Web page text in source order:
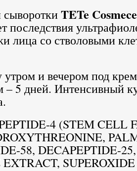
TETe
последствия
лица со стволовыми
и вечером под
5 дней. Интенсивный
4 (STEM CELL
58, DECAPEPTIDE-